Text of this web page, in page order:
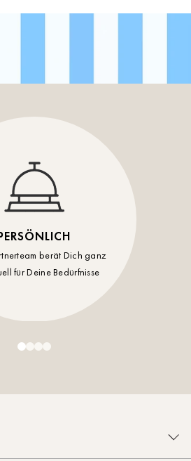
berät Dich ganz
für Deine Bedürfnisse